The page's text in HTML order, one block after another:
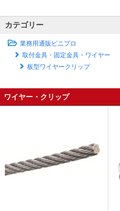
カテゴリー
業務用通販ビニプロ
取付金具・固定金具・ワイヤー
板型ワイヤークリップ
ワイヤー・クリップ